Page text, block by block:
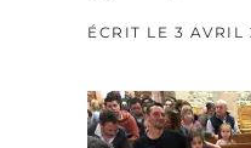
ÉCRIT LE 3 AVRIL